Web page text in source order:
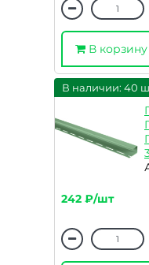
В корзину
В наличии: 40
242 ₽/шт